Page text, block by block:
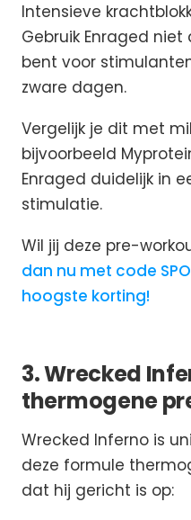
Intensieve
Gebruik Enraged
bent voor
zware dagen.
Vergelijk je dit met
bijvoorbeeld
Enraged duidelijk in
stimulatie.
Wil jij deze pre-
dan nu met code
hoogste korting!
3. Wrecked
thermogene
Wrecked Inferno is
deze formule
dat hij gericht is op: